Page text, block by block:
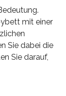
mit einer
Sie dabei die
Sie darauf,